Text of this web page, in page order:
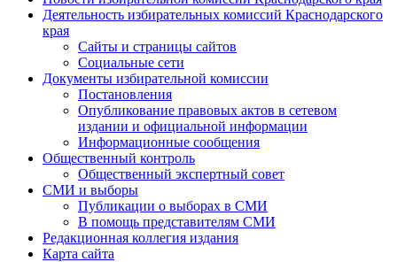
Деятельность избирательных комиссий Краснодарского
края
Сайты и страницы сайтов
Социальные сети
Документы избирательной комиссии
Постановления
Опубликование правовых актов в сетевом
издании и официальной информации
Информационные сообщения
Общественный контроль
Общественный экспертный совет
СМИ и выборы
Публикации о выборах в СМИ
В помощь представителям СМИ
Редакционная коллегия издания
Карта сайта